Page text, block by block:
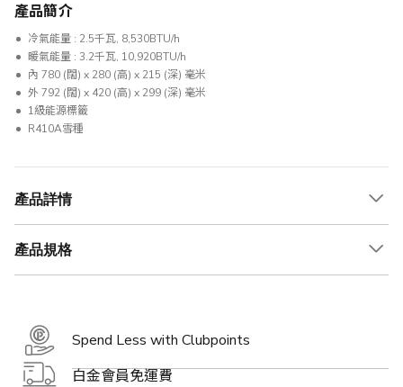
產品簡介
冷氣能量 : 2.5千瓦, 8,530BTU/h
暖氣能量 : 3.2千瓦, 10,920BTU/h
內 780 (闊) x 280 (高) x 215 (深) 毫米
外 792 (闊) x 420 (高) x 299 (深) 毫米
1級能源標籤
R410A雪種
產品詳情
產品規格
Spend Less with Clubpoints
白金會員免運費